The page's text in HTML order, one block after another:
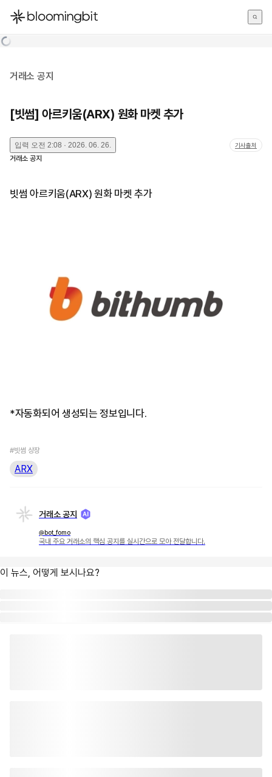
한국어
거래소 공지
[빗썸] 아르키움(ARX) 원화 마켓 추가
입력 오전 2:08 · 2026. 06. 26. 기사출처
거래소 공지
빗썸 아르키움(ARX) 원화 마켓 추가
*자동화되어 생성되는 정보입니다.
#빗썸 상장
ARX
거래소 공지
@bot_fomo
국내 주요 거래소의 핵심 공지를 실시간으로 모아 전달합니다.
이 뉴스, 어떻게 보시나요?